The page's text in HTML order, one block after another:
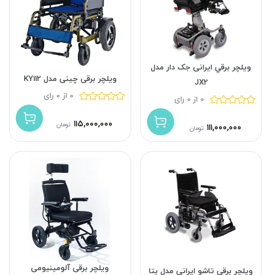
ويلچر برقي ایرانی جک دار مدل
JX2
0 از 0 رای
۱۱۱,۰۰۰,۰۰۰ تومان
ویلچر برقی چینی مدل KY112
0 از 0 رای
۱۱۵,۰۰۰,۰۰۰ تومان
ویلچر برقی تاشو ایرانی مدل بتا
ویلچر برقی‌ آلومینیومی